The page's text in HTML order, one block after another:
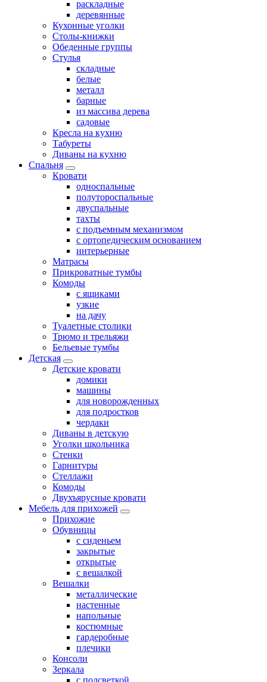
раскладные
деревянные
Кухонные уголки
Столы-книжки
Обеденные группы
Стулья
складные
белые
металл
барные
из массива дерева
садовые
Кресла на кухню
Табуреты
Диваны на кухню
Спальня
Кровати
односпальные
полутороспальные
двуспальные
тахты
с подъемным механизмом
с ортопедическим основанием
интерьерные
Матрасы
Прикроватные тумбы
Комоды
с ящиками
узкие
на дачу
Туалетные столики
Трюмо и трельяжи
Бельевые тумбы
Детская
Детские кровати
домики
машины
для новорожденных
для подростков
чердаки
Диваны в детскую
Уголки школьника
Стенки
Гарнитуры
Стеллажи
Комоды
Двухъярусные кровати
Мебель для прихожей
Прихожие
Обувницы
с сиденьем
закрытые
открытые
с вешалкой
Вешалки
металлические
настенные
напольные
костюмные
гардеробные
плечики
Консоли
Зеркала
с подсветкой